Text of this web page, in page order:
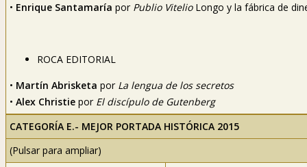
• Enrique Santamaría por Publio VitelioLongo y la fábrica de
ROCA EDITORIAL
• Martín Abrisketa por La lengua de los secretos
• Alex Christie por El discípulo de Gutenberg
CATEGORÍA E.- MEJOR PORTADA HISTÓRICA 2015
(Pulsar para ampliar)